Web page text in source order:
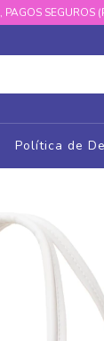
SEGUROS
Política de